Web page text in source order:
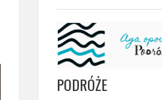
PODRÓŻE